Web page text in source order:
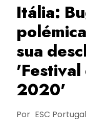
Itália:
sua
'Festival
2020'
Por ESC